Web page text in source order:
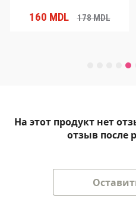
160 MDL 178MDL
На этот продукт нет
отзыв после